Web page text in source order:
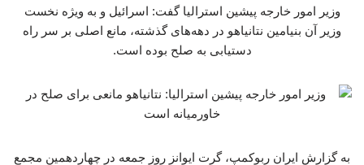
وزیر امور خارجه پیشین استرالیا گفت: اسرائیل و به ویژه نخست
وزیر آن بنیامین نتانیاهو در دهه‌های گذشته، مانع اصلی بر سر راه
دستیابی به صلح بوده است.
به گزارش ایران ربوکمپ، گرت ایوانز روز جمعه در چهاردهمین مجمع